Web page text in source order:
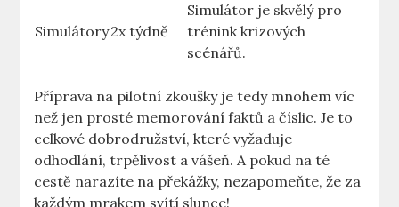
Simulátory2x týdně
Simulátor je⁣ skvělý pro
trénink krizových
scénářů.
Příprava na pilotní ‍zkoušky ‌je tedy mnohem ⁣víc
než jen prosté ⁤memorování faktů a číslic. Je to⁤
celkové dobrodružství, které‍ vyžaduje
odhodlání, ⁣trpělivost a vášeň. A⁣ pokud na té
cestě narazíte na překážky, nezapomeňte, že za
každým⁤ mrakem ‍svítí slunce!